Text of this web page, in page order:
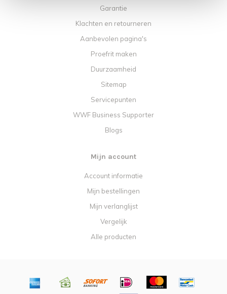
Garantie
Klachten en retourneren
Aanbevolen pagina's
Proefrit maken
Duurzaamheid
Sitemap
Servicepunten
WWF Business Supporter
Blogs
Mijn account
Account informatie
Mijn bestellingen
Mijn verlanglijst
Vergelijk
Alle producten